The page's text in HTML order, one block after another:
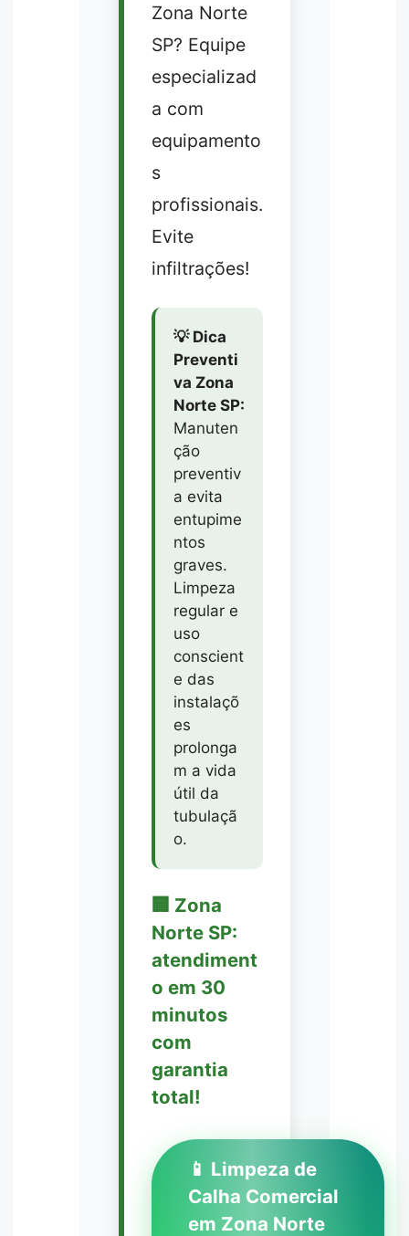
Zona Norte
SP? Equipe
especializad
a com
equipamento
s
profissionais.
Evite
infiltrações!
💡 Dica
Preventi
va Zona
Norte SP:
Manuten
ção
preventiv
a evita
entupime
ntos
graves.
Limpeza
regular e
uso
conscient
e das
instalaçõ
es
prolonga
m a vida
útil da
tubulaçã
o.
🏢 Zona
Norte SP:
atendiment
o em 30
minutos
com
garantia
total!
📱 Limpeza de
Calha Comercial
em Zona Norte